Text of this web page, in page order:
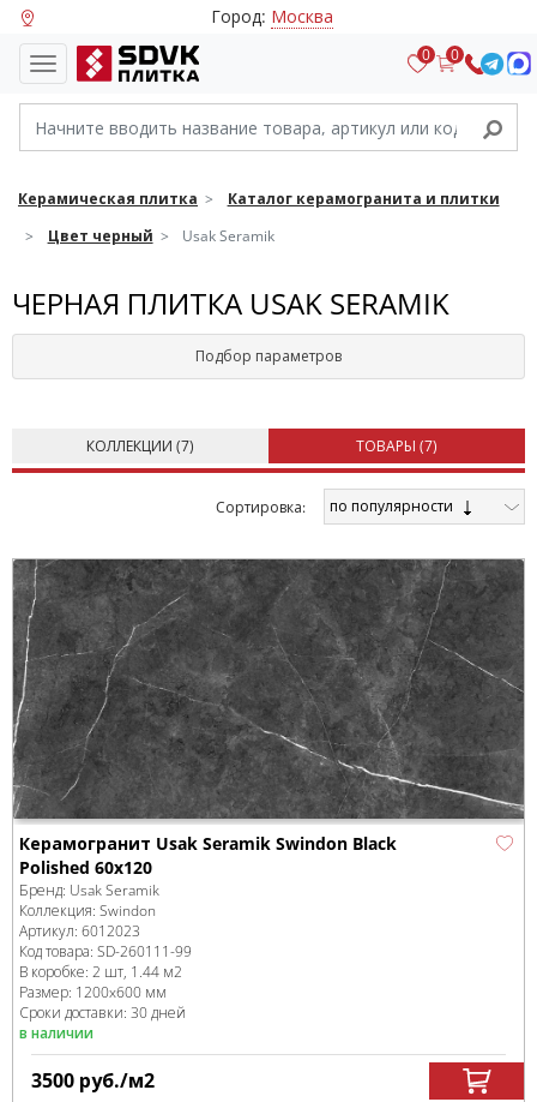
Город: Москва
0 0
Керамическая плитка
Каталог керамогранита и плитки
Цвет черный
Usak Seramik
ЧЕРНАЯ ПЛИТКА USAK SERAMIK
Подбор параметров
КОЛЛЕКЦИИ (7) ТОВАРЫ (7)
Cортировка: по популярности
Керамогранит Usak Seramik Swindon Black
Polished 60x120
Бренд: Usak Seramik
Коллекция: Swindon
Артикул: 6012023
Код товара: SD-260111-99
В коробке: 2 шт, 1.44 м2
Размер: 1200x600 мм
Сроки доставки: 30 дней
в наличии
3500 руб./м2